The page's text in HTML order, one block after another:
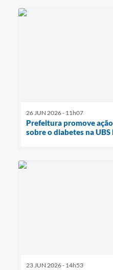
26 JUN 2026 - 11h07
Prefeitura promove
sobre o diabetes na
23 JUN 2026 - 14h53